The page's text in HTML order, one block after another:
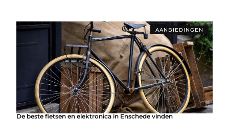
AANBIEDINGEN
De beste fietsen en elektronica in Enschede vinden